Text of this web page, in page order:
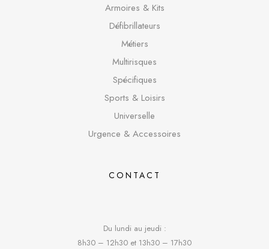
Armoires & Kits
Défibrillateurs
Métiers
Multirisques
Spécifiques
Sports & Loisirs
Universelle
Urgence & Accessoires
CONTACT
Du lundi au jeudi :
8h30 – 12h30 et 13h30 – 17h30